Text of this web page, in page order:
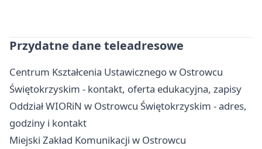
Przydatne dane teleadresowe
Centrum Kształcenia Ustawicznego w Ostrowcu
Świętokrzyskim - kontakt, oferta edukacyjna, zapisy
Oddział WIORiN w Ostrowcu Świętokrzyskim - adres,
godziny i kontakt
Miejski Zakład Komunikacji w Ostrowcu